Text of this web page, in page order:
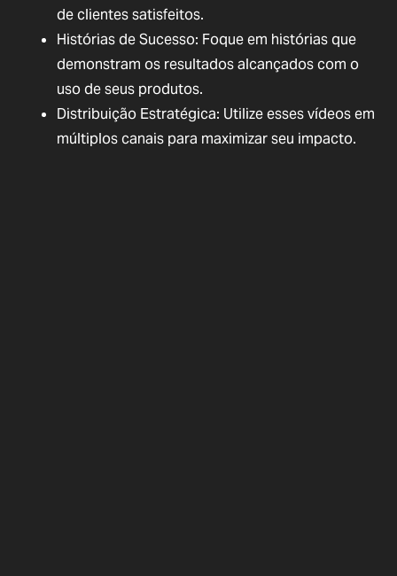
de clientes satisfeitos.
Histórias de Sucesso: Foque em histórias que
demonstram os resultados alcançados com o
uso de seus produtos.
Distribuição Estratégica: Utilize esses vídeos em
múltiplos canais para maximizar seu impacto.